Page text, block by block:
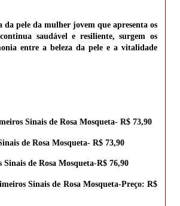
da pele da mulher jovem que apresenta os
saudável e resiliente, surgem os
entre a beleza da pele e a vitalidade
Sinais de Rosa Mosqueta- R$ 73,90
de Rosa Mosqueta- R$ 73,90
de Rosa Mosqueta-R$ 76,90
Sinais de Rosa Mosqueta-Preço: R$